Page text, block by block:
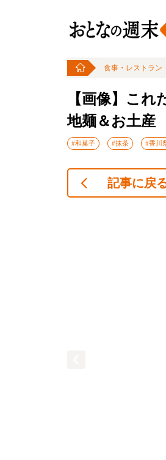
食事・レストラン
【画像】こ
地麺＆お土産
#和菓子 #抹茶 #香川
記事に戻